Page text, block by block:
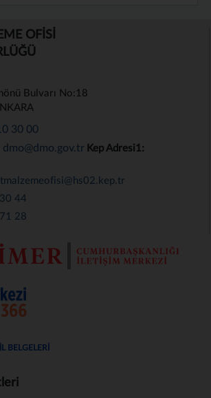
OFİSİ
Bulvarı No:18
30 00
dmo@dmo.gov.tr Kep Adresi1:
44
28
BELGELERİ